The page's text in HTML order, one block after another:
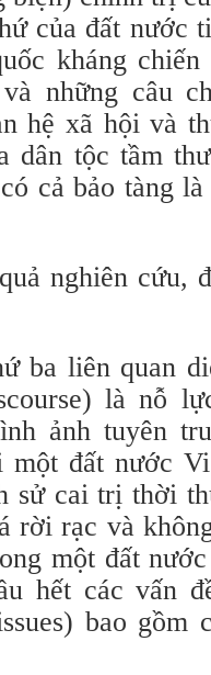
của đất nước
kháng
những câu
hệ xã hội và
dân tộc tầm
cả bảo tàng
nghiên cứu,
ba liên quan
là nỗ
ảnh tuyên
một đất nước
sử cai trị thời
rời rạc và
một đất
hết các vấn
bao gồm